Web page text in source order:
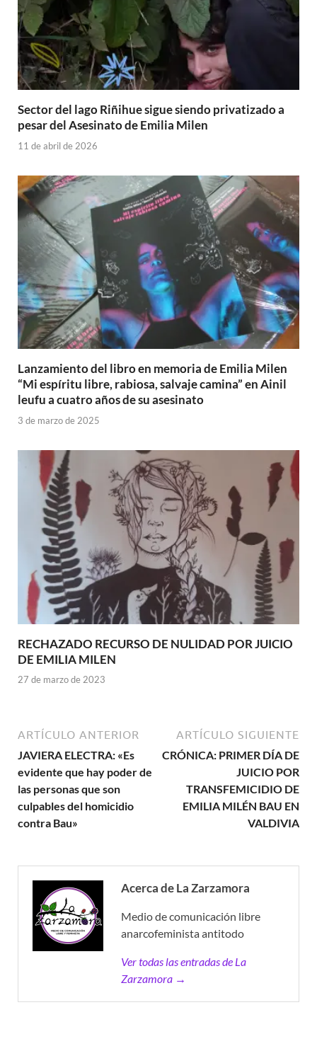
Sector del lago Riñihue sigue siendo privatizado a
pesar del Asesinato de Emilia Milen
11 de abril de 2026
Lanzamiento del libro en memoria de Emilia Milen
“Mi espíritu libre, rabiosa, salvaje camina” en Ainil
leufu a cuatro años de su asesinato
3 de marzo de 2025
RECHAZADO RECURSO DE NULIDAD POR JUICIO
DE EMILIA MILEN
27 de marzo de 2023
ARTÍCULO ANTERIOR
JAVIERA ELECTRA: «Es
evidente que hay poder de
las personas que son
culpables del homicidio
contra Bau»
ARTÍCULO SIGUIENTE
CRÓNICA: PRIMER DÍA DE
JUICIO POR
TRANSFEMICIDIO DE
EMILIA MILÉN BAU EN
VALDIVIA
Acerca de La Zarzamora
Medio de comunicación libre
anarcofeminista antitodo
Ver todas las entradas de La
Zarzamora →